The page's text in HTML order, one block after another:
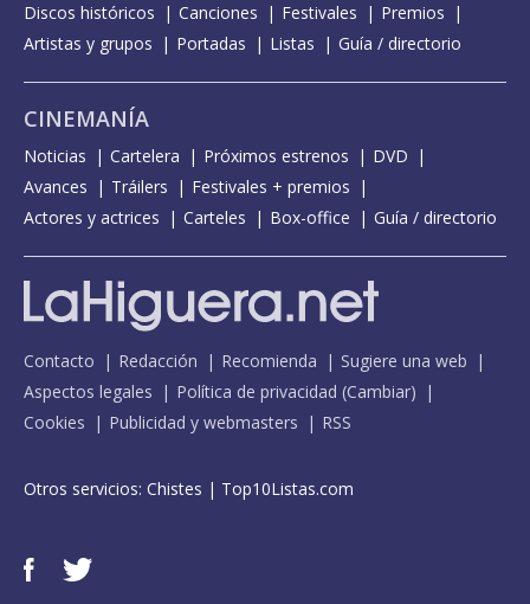
Discos históricos
Canciones Festivales
Premios
Artistas y grupos
Portadas Listas Guía / directorio
CINEMANÍA
Noticias Cartelera Próximos estrenos
DVD
Avances
Tráilers
Festivales + premios
Actores y actrices
Carteles Box-office Guía / directorio
Contacto Redacción Recomienda
Sugiere una web
Aspectos legales
Política de privacidad (Cambiar)
Cookies
Publicidad y webmasters RSS
Otros servicios: Chistes | Top10Listas.com